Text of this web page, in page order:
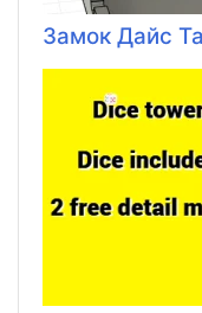
Замок Дайс